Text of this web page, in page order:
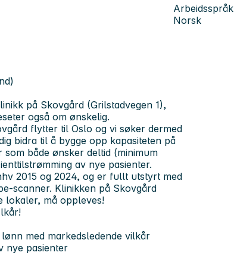
Arbeidsspråk
Norsk
på Skovgård (Grilstadvegen 1),
også om ønskelig.
flytter til Oslo og vi søker dermed
bidra til å bygge opp kapasiteten på
både ønsker deltid (minimum
av nye pasienter.
2015 og 2024, og er fullt utstyrt med
scanner. Klinikken på Skovgård
lokaler, må oppleves!
med markedsledende vilkår
nye pasienter